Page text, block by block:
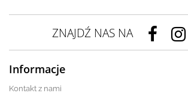
ZNAJDŹ NAS NA
Informacje
Kontakt z nami